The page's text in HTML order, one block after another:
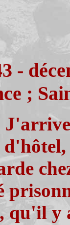
-
;
qu'il y